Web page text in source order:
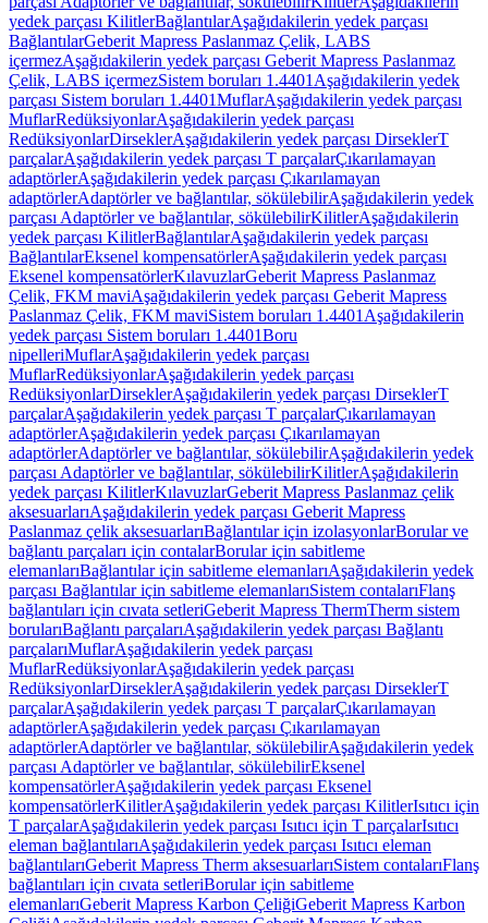
yedek parçası KilitlerBağlantılarAşağıdakilerin yedek parçası
BağlantılarGeberit Mapress Paslanmaz Çelik, LABS
içermezAşağıdakilerin yedek parçası Geberit Mapress Paslanmaz
Çelik, LABS içermezSistem boruları 1.4401 Aşağıdakilerin yedek
parçası Sistem boruları 1.4401MuflarAşağıdakilerin yedek parçası
MuflarRedüksiyonlarAşağıdakilerin yedek parçası
RedüksiyonlarDirseklerAşağıdakilerin yedek parçası DirseklerT
parçalarAşağıdakilerin yedek parçası T parçalarÇıkarılamayan
adaptörlerAşağıdakilerin yedek parçası Çıkarılamayan
adaptörlerAdaptörler ve bağlantılar, sökülebilirAşağıdakilerin yedek
parçası Adaptörler ve bağlantılar, sökülebilirKilitlerAşağıdakilerin
yedek parçası KilitlerBağlantılarAşağıdakilerin yedek parçası
BağlantılarEksenel kompensatörlerAşağıdakilerin yedek parçası
Eksenel kompensatörlerKılavuzlarGeberit Mapress Paslanmaz
Çelik, FKM maviAşağıdakilerin yedek parçası Geberit Mapress
Paslanmaz Çelik, FKM maviSistem boruları 1.4401 Aşağıdakilerin
yedek parçası Sistem boruları 1.4401Boru
nipelleriMuflarAşağıdakilerin yedek parçası
MuflarRedüksiyonlarAşağıdakilerin yedek parçası
RedüksiyonlarDirseklerAşağıdakilerin yedek parçası DirseklerT
parçalarAşağıdakilerin yedek parçası T parçalarÇıkarılamayan
adaptörlerAşağıdakilerin yedek parçası Çıkarılamayan
adaptörlerAdaptörler ve bağlantılar, sökülebilirAşağıdakilerin yedek
parçası Adaptörler ve bağlantılar, sökülebilirKilitlerAşağıdakilerin
yedek parçası KilitlerKılavuzlarGeberit Mapress Paslanmaz çelik
aksesuarlarıAşağıdakilerin yedek parçası Geberit Mapress
Paslanmaz çelik aksesuarlarıBağlantılar için izolasyonlarBorular ve
bağlantı parçaları için contalarBorular için sabitleme
elemanlarıBağlantılar için sabitleme elemanlarıAşağıdakilerin yedek
parçası Bağlantılar için sabitleme elemanlarıSistem contalarıFlanş
bağlantıları için cıvata setleriGeberit Mapress ThermTherm sistem
borularıBağlantı parçalarıAşağıdakilerin yedek parçası Bağlantı
parçalarıMuflarAşağıdakilerin yedek parçası
MuflarRedüksiyonlarAşağıdakilerin yedek parçası
RedüksiyonlarDirseklerAşağıdakilerin yedek parçası DirseklerT
parçalarAşağıdakilerin yedek parçası T parçalarÇıkarılamayan
adaptörlerAşağıdakilerin yedek parçası Çıkarılamayan
adaptörlerAdaptörler ve bağlantılar, sökülebilirAşağıdakilerin yedek
parçası Adaptörler ve bağlantılar, sökülebilirEksenel
kompensatörlerAşağıdakilerin yedek parçası Eksenel
kompensatörlerKilitlerAşağıdakilerin yedek parçası KilitlerIsıtıcı için
T parçalarAşağıdakilerin yedek parçası Isıtıcı için T parçalarIsıtıcı
eleman bağlantılarıAşağıdakilerin yedek parçası Isıtıcı eleman
bağlantılarıGeberit Mapress Therm aksesuarlarıSistem contalarıFlanş
bağlantıları için cıvata setleriBorular için sabitleme
elemanlarıGeberit Mapress Karbon ÇeliğiGeberit Mapress Karbon